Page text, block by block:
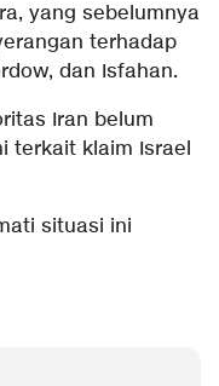
yang sebelumnya
terhadap
dan Isfahan.
Iran belum
terkait klaim Israel
situasi ini